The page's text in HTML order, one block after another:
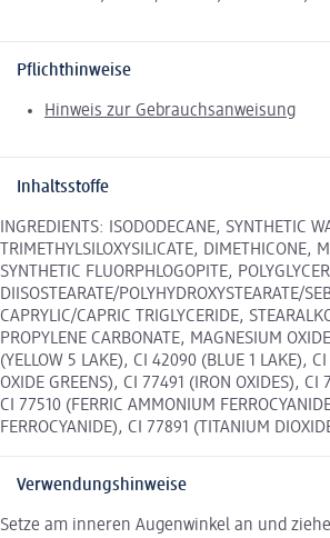
Pflichthinweise
Hinweis zur Gebrauchsanweisung
Inhaltsstoffe
INGREDIENTS: ISODODECANE, SYNTHETIC
TRIMETHYLSILOXYSILICATE, DIMETHICONE,
SYNTHETIC FLUORPHLOGOPITE,
DIISOSTEARATE/POLYHYDROXYSTEARATE/
CAPRYLIC/CAPRIC TRIGLYCERIDE,
PROPYLENE CARBONATE, MAGNESIUM
(YELLOW 5 LAKE), CI 42090 (BLUE 1 LAKE),
OXIDE GREENS), CI 77491 (IRON OXIDES), CI
CI 77510 (FERRIC AMMONIUM
FERROCYANIDE), CI 77891 (TITANIUM
Verwendungshinweise
Setze am inneren Augenwinkel an und